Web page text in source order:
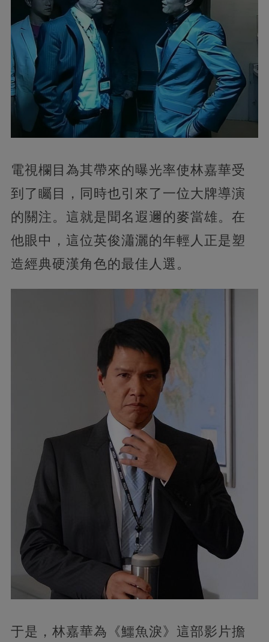
電視欄目為其帶來的曝光率使林嘉華受
到了矚目，同時也引來了一位大牌導演
的關注。這就是聞名遐邇的麥當雄。在
他眼中，這位英俊瀟灑的年輕人正是塑
造經典硬漢角色的最佳人選。
于是，林嘉華為《鱷魚淚》這部影片擔